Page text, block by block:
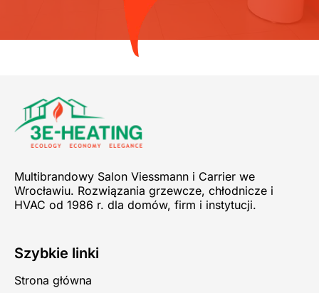
Multibrandowy Salon Viessmann i Carrier we
Wrocławiu. Rozwiązania grzewcze, chłodnicze i
HVAC od 1986 r. dla domów, firm i instytucji.
Szybkie linki
Strona główna